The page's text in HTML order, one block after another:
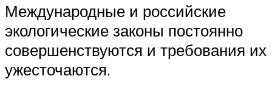
Международные и российские
экологические законы постоянно
совершенствуются и требования их
ужесточаются.